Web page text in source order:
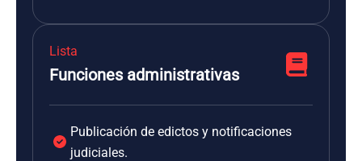
Lista
Funciones administrativas
Publicación de edictos y notificaciones
judiciales.